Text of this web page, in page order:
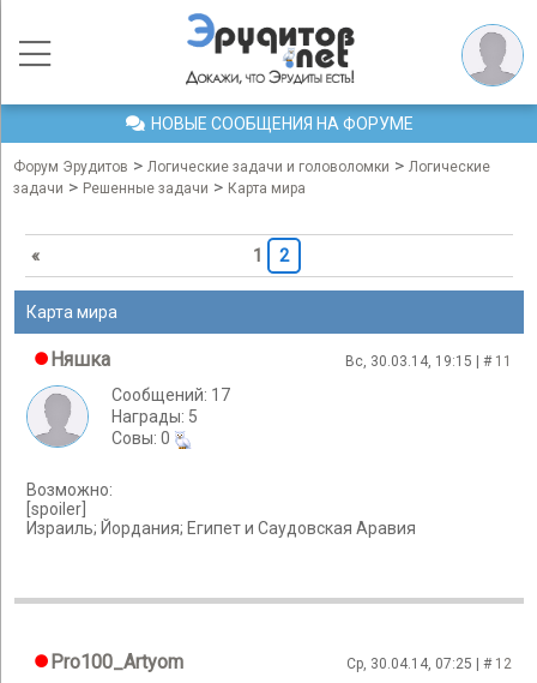
НОВЫЕ СООБЩЕНИЯ НА ФОРУМЕ
Форум Эрудитов > Логические задачи и головоломки > Логические
задачи > Решенные задачи > Карта мира
« 1 2
Карта мира
Няшка Вс, 30.03.14, 19:15 | # 11
Сообщений: 17
Награды: 5
Cовы: 0
Возможно:
[spoiler]
Израиль; Йордания; Египет и Саудовская Аравия
Pro100_Artyom Ср, 30.04.14, 07:25 | # 12